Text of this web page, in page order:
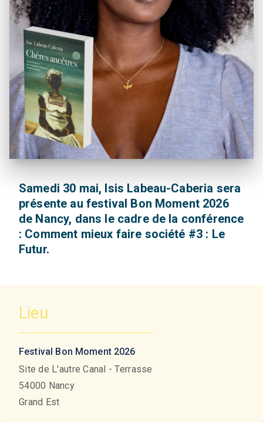
Samedi 30 mai, Isis Labeau-Caberia sera
présente au festival Bon Moment 2026
de Nancy, dans le cadre de la conférence
: Comment mieux faire société #3 : Le
Futur.
Lieu
Festival Bon Moment 2026
Site de L'autre Canal - Terrasse
54000 Nancy
Grand Est